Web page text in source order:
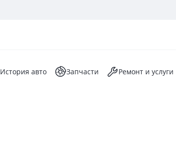
История авто Запчасти Ремонт и услуги